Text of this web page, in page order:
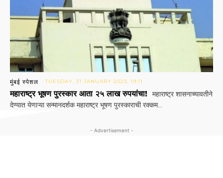
मुंबई स्पेशल TUESDAY, 31 JANUARY 2023, 19:11
महाराष्ट्र भूषण पुरस्कार आता २५ लाख रुपयांचा!
महाराष्ट्र शासनाच्यावतीने
देण्यात येणाऱ्या सन्मानदर्शक महाराष्ट्र भूषण पुरस्काराची रक्कम...
- Advertisement -